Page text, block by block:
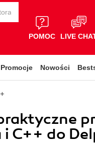
POMOC LIVE
Promocje Nowości
i C++ do